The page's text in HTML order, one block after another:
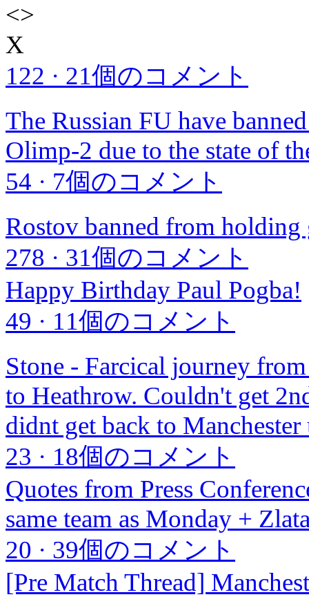
<>
X
122 · 21個のコメント
The Russian FU have
Olimp-2 due to the state of
54 · 7個のコメント
Rostov banned from
278 · 31個のコメント
Happy Birthday Paul Pogba!
49 · 11個のコメント
Stone - Farcical journey
to Heathrow. Couldn't get
didnt get back to
23 · 18個のコメント
Quotes from Press
same team as Monday +
20 · 39個のコメント
[Pre Match Thread]